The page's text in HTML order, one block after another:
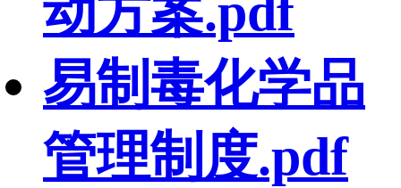
动方案.pdf
易制毒化学品
管理制度.pdf